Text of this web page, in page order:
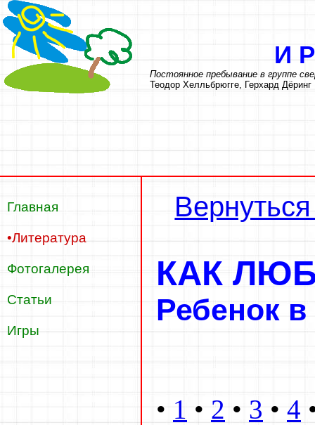
И
Постоянное пребывание в группе
Теодор Хелльбрюгге, Герхард Дёринг
Главная
•Литература
Фотогалерея
Статьи
Игры
КАК
Ребенок
• 1 • 2 • 3 • 4